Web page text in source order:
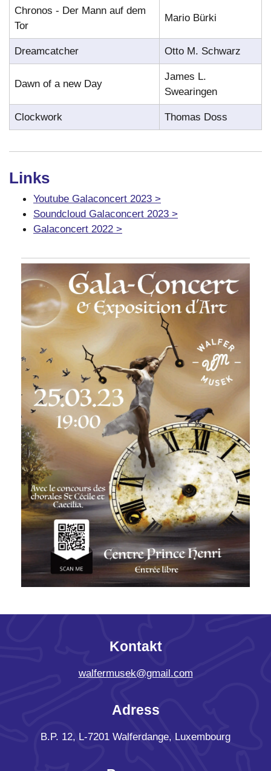
Chronos - Der Mann auf dem
Tor
Mario Bürki
Dreamcatcher Otto M. Schwarz
Dawn of a new Day
James L.
Swearingen
Clockwork Thomas Doss
Links
Youtube Galaconcert 2023 >
Soundcloud Galaconcert 2023 >
Galaconcert 2022 >
Kontakt
walfermusek@gmail.com
Adress
B.P. 12, L-7201 Walferdange, Luxembourg